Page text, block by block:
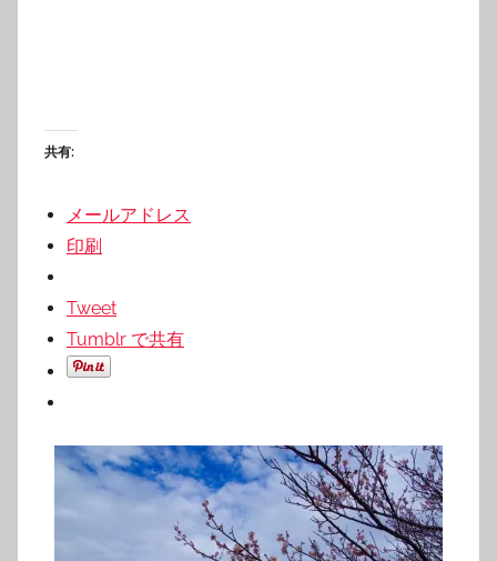
共有:
メールアドレス
印刷
Tweet
Tumblr で共有